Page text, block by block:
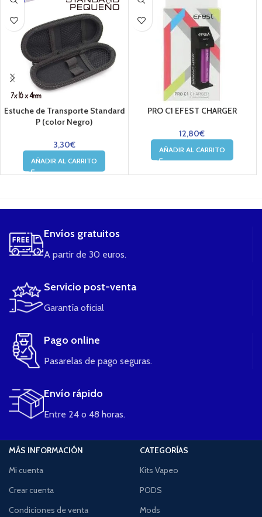
Estuche de Transporte Standard
P (color Negro)
3,30€
AÑADIR AL CARRITO
PRO C1 EFEST CHARGER
12,80€
AÑADIR AL CARRITO
Envíos gratuitos
A partir de 30 euros.
Servicio post-venta
Garantía oficial
Pago online
Pasarelas de pago seguras.
Envío rápido
Entre 24 o 48 horas.
MÁS INFORMACIÓN
Mi cuenta
Crear cuenta
Condiciones de venta
CATEGORÍAS
Kits Vapeo
PODS
Mods